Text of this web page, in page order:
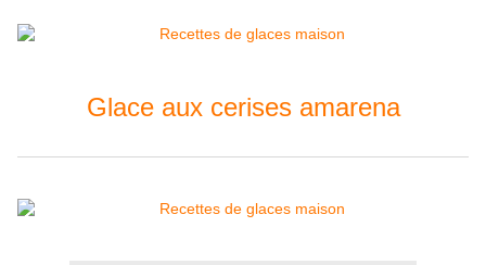
Glace aux cerises amarena